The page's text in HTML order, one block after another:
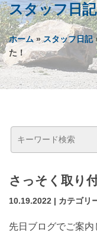
スタッフ日記
ホーム»スタッフ日記
た！
さっそく取り
10.19.2022 | カテゴリ
先日ブログでご案内